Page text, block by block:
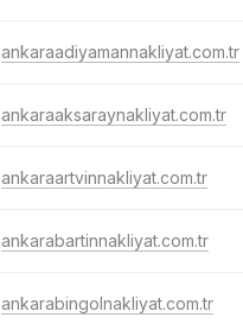
ankaraadiyamannakliyat.com.tr
ankaraaksaraynakliyat.com.tr
ankaraartvinnakliyat.com.tr
ankarabartinnakliyat.com.tr
ankarabingolnakliyat.com.tr